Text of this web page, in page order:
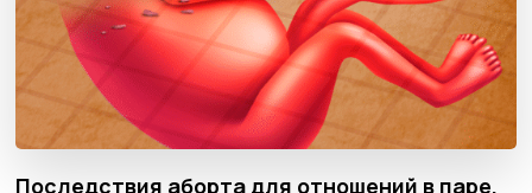
Последствия аборта для отношений в паре,